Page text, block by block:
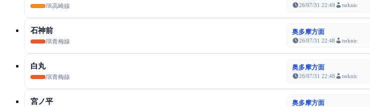
JR高崎線 26/07/31 22:49 tsrknic
石神前
JR青梅線
奥多摩方面
26/07/31 22:48 tsrknic
白丸
JR青梅線
奥多摩方面
26/07/31 22:48 tsrknic
宮ノ平 奥多摩方面